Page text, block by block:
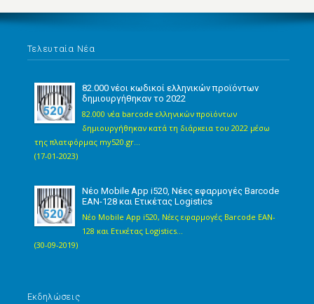
Τελευταία Νέα
82.000 νέοι κωδικοί ελληνικών προϊόντων
δημιουργήθηκαν το 2022
82.000 νέα barcode ελληνικών προϊόντων
δημιουργήθηκαν κατά τη διάρκεια του 2022 μέσω
της πλατφόρμας my520.gr...
(17-01-2023)
Νέο Mobile App i520, Νέες εφαρμογές Barcode
EAN-128 και Ετικέτας Logistics
Νέο Mobile App i520, Νέες εφαρμογές Barcode EAN-
128 και Ετικέτας Logistics...
(30-09-2019)
Εκδηλώσεις